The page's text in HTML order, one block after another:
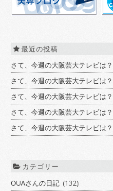
最近の投稿
さて、今週の大阪芸大テレビは？
さて、今週の大阪芸大テレビは？
さて、今週の大阪芸大テレビは？
さて、今週の大阪芸大テレビは？
さて、今週の大阪芸大テレビは？
カテゴリー
OUAさんの日記 (132)